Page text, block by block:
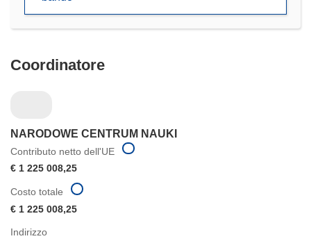
nuova
Coordinatore
NARODOWE CENTRUM NAUKI
Contributo netto dell'UE
€ 1 225 008,25
Indirizzo
Costo totale
€ 1 225 008,25